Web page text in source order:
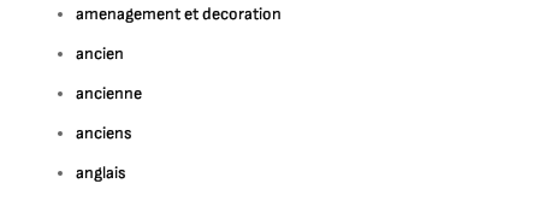
amenagement et decoration
ancien
ancienne
anciens
anglais